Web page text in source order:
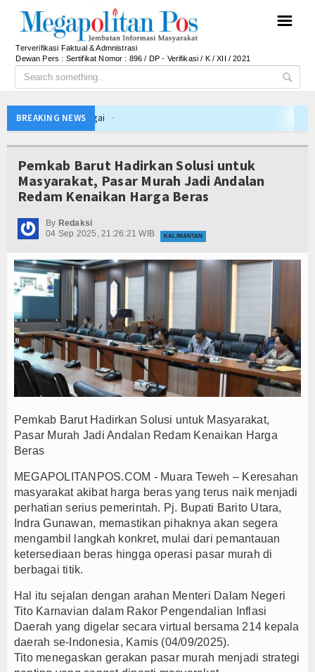
☰
Terverifikasi Faktual & Admnistrasi
Dewan Pers : Sertifikat Nomor : 896 / DP - Verifikasi / K / XII / 2021
BREAKING NEWS
Tambun Bungai
Barito Utara Tahun 2026
Dinilai Hambat Operasional Bukan Prospek Bisnis
Nyata untuk Kesejahteraan Rakyat
Pemilu 2029 PKB Kabupaten Blitar Kembali Berjaya
Delapan Awak Kapal Asing Diamankan
Beri Manfaat bagi Pengemudi Ojol
XXII Tambun Bungai
Peran Perkebunan bagi Ketahanan Pangan Nasional
BMKG, Gedung Radar Cuaca Muara Teweh Diresmikan
Barito Utara Tahun 2026
Dinilai Hambat Operasional Bukan Prospek Bisnis
Nyata untuk Kesejahteraan Rakyat
Pemilu 2029 PKB Kabupaten Blitar Kembali Berjaya
Siap Jadi Pesaing Pasar Internasional
Delapan Awak Kapal Asing Diamankan
Beri Manfaat bagi Pengemudi Ojol
XXII Tambun Bungai
Peran Perkebunan bagi Ketahanan Pangan Nasional
BMKG, Gedung Radar Cuaca Muara Teweh Diresmikan
Barito Utara Tahun 2026
Dinilai Hambat Operasional Bukan Prospek Bisnis
Nyata untuk Kesejahteraan Rakyat
Pemilu 2029 PKB Kabupaten Blitar Kembali Berjaya
Siap Jadi Pesaing Pasar Internasional
Delapan Awak Kapal Asing Diamankan
Pemkab Barut Hadirkan Solusi untuk
Masyarakat, Pasar Murah Jadi Andalan
Redam Kenaikan Harga Beras
By Redaksi
04 Sep 2025, 21:26:21 WIB
KALIMANTAN
Pemkab Barut Hadirkan Solusi untuk Masyarakat,
Pasar Murah Jadi Andalan Redam Kenaikan Harga
Beras
MEGAPOLITANPOS.COM - Muara Teweh – Keresahan
masyarakat akibat harga beras yang terus naik menjadi
perhatian serius pemerintah. Pj. Bupati Barito Utara,
Indra Gunawan, memastikan pihaknya akan segera
mengambil langkah konkret, mulai dari pemantauan
ketersediaan beras hingga operasi pasar murah di
berbagai titik.
Hal itu sejalan dengan arahan Menteri Dalam Negeri
Tito Karnavian dalam Rakor Pengendalian Inflasi
Daerah yang digelar secara virtual bersama 214 kepala
daerah se-Indonesia, Kamis (04/09/2025).
Tito menegaskan gerakan pasar murah menjadi strategi